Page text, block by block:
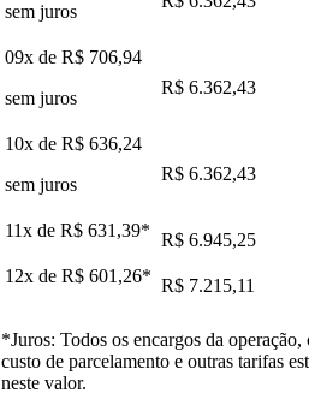
sem juros
09x de R$ 706,94
sem juros
R$ 6.362,43
10x de R$ 636,24
sem juros
R$ 6.362,43
11x de R$ 631,39* R$ 6.945,25
12x de R$ 601,26* R$ 7.215,11
*Juros: Todos os encargos da operação,
custo de parcelamento e outras tarifas
neste valor.